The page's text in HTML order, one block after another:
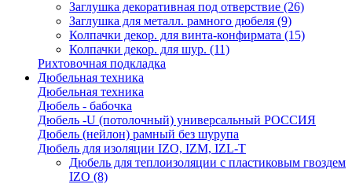
Заглушка декоративная под отверствие (26)
Заглушка для металл. рамного дюбеля (9)
Колпачки декор. для винта-конфирмата (15)
Колпачки декор. для шур. (11)
Рихтовочная подкладка
Дюбельная техника
Дюбельная техника
Дюбель - бабочка
Дюбель -U (потолочный) универсальный РОССИЯ
Дюбель (нейлон) рамный без шурупа
Дюбель для изоляции IZO, IZM, IZL-T
Дюбель для теплоизоляции с пластиковым гвоздем
IZO (8)